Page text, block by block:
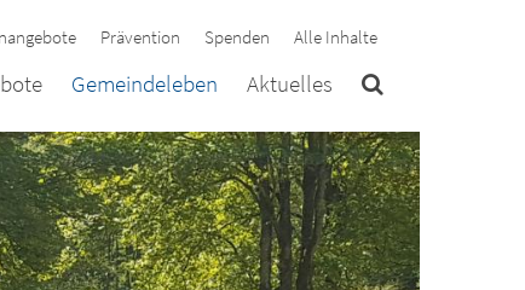
Prävention Spenden Alle Inhalte
Gemeindeleben Aktuelles